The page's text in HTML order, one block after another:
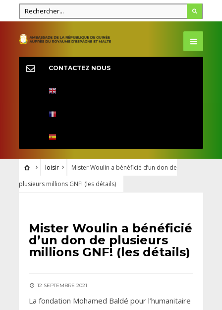
CONTACTEZ NOUS
loisir
Mister Woulin a bénéficié d’un don de
plusieurs millions GNF! (les détails)
Mister Woulin a bénéficié
d’un don de plusieurs
millions GNF! (les détails)
12 SEPTEMBRE 2021
La fondation Mohamed Baldé pour l’humanitaire